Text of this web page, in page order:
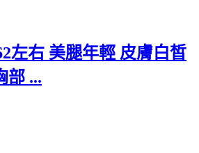
左右 美腿年輕 皮膚白皙
部 ...